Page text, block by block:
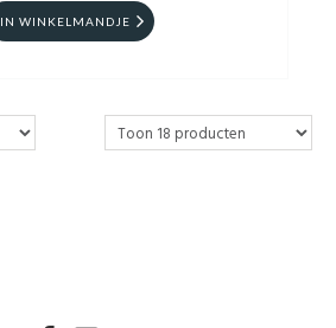
IN WINKELMANDJE